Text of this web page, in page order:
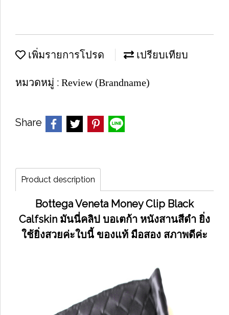
เพิ่มรายการโปรด เปรียบเทียบ
หมวดหมู่ : Review (Brandname)
Share
Product description
Bottega Veneta Money Clip Black
Calfskin มันนี่คลิป บอเตก้า หนังสานสีดำ ยิ่ง
ใช้ยิ่งสวยค่ะใบนี้ ของแท้ มือสอง สภาพดีค่ะ